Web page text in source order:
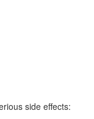
side effects: